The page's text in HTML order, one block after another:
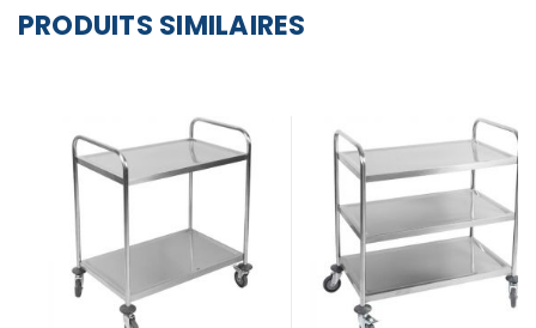
PRODUITS SIMILAIRES